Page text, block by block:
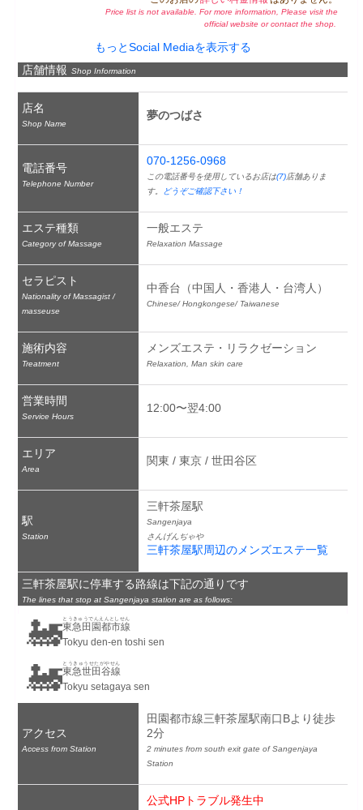
Price list is not available. For more information, Please visit the
official website or contact the shop.
もっとSocial Mediaを表示する
店舗情報 Shop Information
店名
Shop Name
夢のつばさ
電話番号
Telephone Number
070-1256-0968
この電話番号を使用しているお店は(7)店舗ありま
す。
どうぞご確認下さい！
エステ種類
Category of Massage
一般エステ
Relaxation Massage
セラピスト
Nationality of Massagist /
masseuse
中香台（中国人・香港人・台湾人）
Chinese/ Hongkongese/ Taiwanese
施術内容
Treatment
メンズエステ・リラクゼーション
Relaxation, Man skin care
営業時間
Service Hours
12:00〜翌4:00
エリア
Area
関東 / 東京 / 世田谷区
駅
Station
三軒茶屋駅
Sangenjaya
さんげんぢゃや
三軒茶屋駅周辺のメンズエステ一覧
三軒茶屋駅に停車する路線は下記の通りです
The lines that stop at Sangenjaya station are as follows:
🚂東急田園都市線
とうきゅうでんえんとしせん
Tokyu den-en toshi sen
🚂東急世田谷線
とうきゅうせたがやせん
Tokyu setagaya sen
アクセス
Access from Station
田園都市線三軒茶屋駅南口Bより徒歩
2分
2 minutes from south exit gate of Sangenjaya
Station
公式HPトラブル発生中